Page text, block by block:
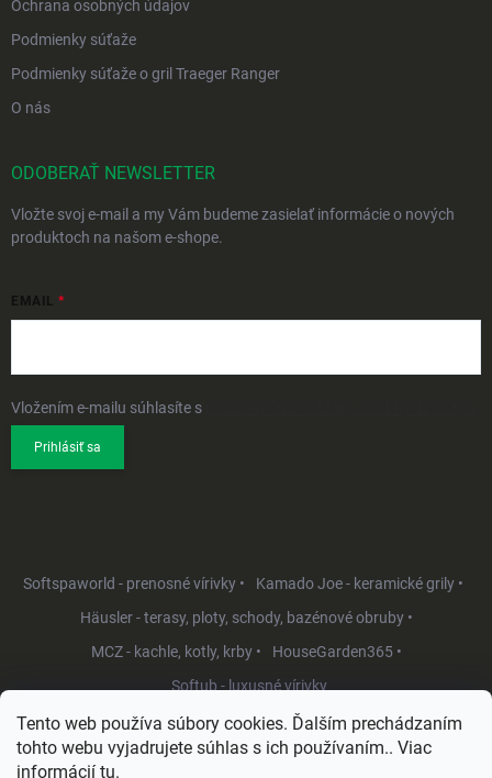
Tento web používa súbory cookies. Ďalším prechádzaním
tohto webu vyjadrujete súhlas s ich používaním.. Viac
informácií tu.
Ochrana osobných údajov
Podmienky súťaže
Podmienky súťaže o gril Traeger Ranger
O nás
ODOBERAŤ NEWSLETTER
Vložte svoj e-mail a my Vám budeme zasielať informácie o nových
produktoch na našom e-shope.
EMAIL
Vložením e-mailu súhlasíte s
Prihlásiť sa
Softspaworld - prenosné vírivky •
Kamado Joe - keramické grily •
Häusler - terasy, ploty, schody, bazénové obruby •
MCZ - kachle, kotly, krby •
HouseGarden365 •
Softub - luxusné vírivky